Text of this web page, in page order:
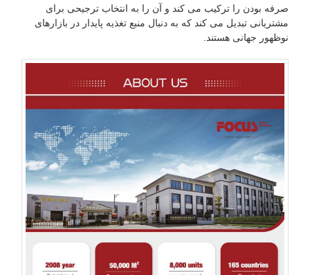
صرفه بودن را ترکیب می کند و آن را به انتخاب ترجیحی برای
مشتریانی تبدیل می کند که به دنبال منبع تغذیه پایدار در بازارهای
نوظهور جهانی هستند.